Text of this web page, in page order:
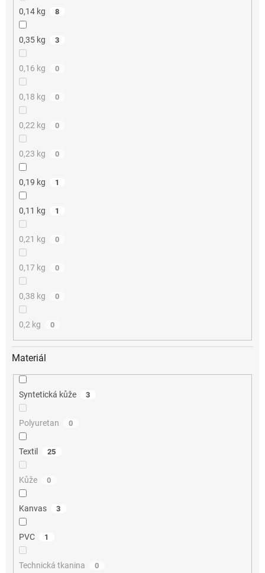
0,14 kg 8
0,35 kg 3
0,16 kg 0
0,18 kg 0
0,22 kg 0
0,23 kg 0
0,19 kg 1
0,11 kg 1
0,21 kg 0
0,17 kg 0
0,38 kg 0
0,2 kg 0
Materiál
Syntetická kůže 3
Polyuretan 0
Textil 25
Kůže 0
Kanvas 3
PVC 1
Technická tkanina 0